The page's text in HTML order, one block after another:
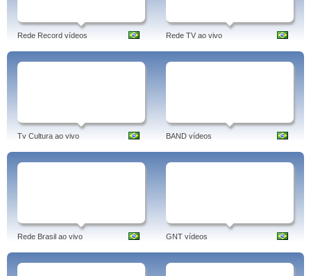
Rede Record vídeos Rede TV ao vivo
Tv Cultura ao vivo BAND vídeos
Rede Brasil ao vivo GNT vídeos